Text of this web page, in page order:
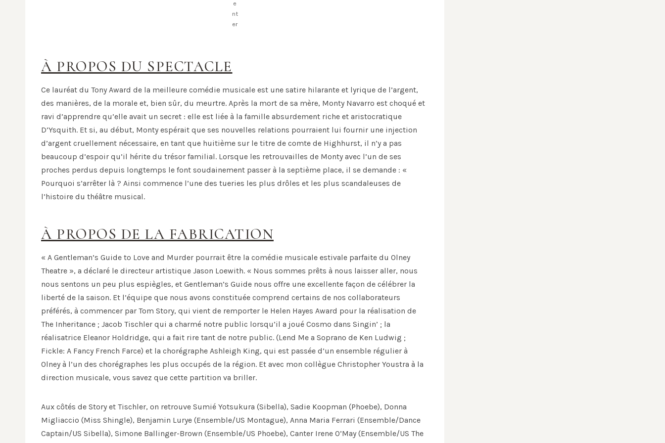
e
nt
er
À PROPOS DU SPECTACLE
Ce lauréat du Tony Award de la meilleure comédie musicale est une satire hilarante et lyrique de l’argent,
des manières, de la morale et, bien sûr, du meurtre. Après la mort de sa mère, Monty Navarro est choqué et
ravi d’apprendre qu’elle avait un secret : elle est liée à la famille absurdement riche et aristocratique
D’Ysquith. Et si, au début, Monty espérait que ses nouvelles relations pourraient lui fournir une injection
d’argent cruellement nécessaire, en tant que huitième sur le titre de comte de Highhurst, il n’y a pas
beaucoup d’espoir qu’il hérite du trésor familial. Lorsque les retrouvailles de Monty avec l’un de ses
proches perdus depuis longtemps le font soudainement passer à la septième place, il se demande : «
Pourquoi s’arrêter là ? Ainsi commence l’une des tueries les plus drôles et les plus scandaleuses de
l’histoire du théâtre musical.
À PROPOS DE LA FABRICATION
« A Gentleman’s Guide to Love and Murder pourrait être la comédie musicale estivale parfaite du Olney
Theatre », a déclaré le directeur artistique Jason Loewith. « Nous sommes prêts à nous laisser aller, nous
nous sentons un peu plus espiègles, et Gentleman’s Guide nous offre une excellente façon de célébrer la
liberté de la saison. Et l’équipe que nous avons constituée comprend certains de nos collaborateurs
préférés, à commencer par Tom Story, qui vient de remporter le Helen Hayes Award pour la réalisation de
The Inheritance ; Jacob Tischler qui a charmé notre public lorsqu’il a joué Cosmo dans Singin’ ; la
réalisatrice Eleanor Holdridge, qui a fait rire tant de notre public. (Lend Me a Soprano de Ken Ludwig ;
Fickle: A Fancy French Farce) et la chorégraphe Ashleigh King, qui est passée d’un ensemble régulier à
Olney à l’un des chorégraphes les plus occupés de la région. Et avec mon collègue Christopher Youstra à la
direction musicale, vous savez que cette partition va briller.
Aux côtés de Story et Tischler, on retrouve Sumié Yotsukura (Sibella), Sadie Koopman (Phoebe), Donna
Migliaccio (Miss Shingle), Benjamin Lurye (Ensemble/US Montague), Anna Maria Ferrari (Ensemble/Dance
Captain/US Sibella), Simone Ballinger-Brown (Ensemble/US Phoebe), Canter Irene O’May (Ensemble/US The